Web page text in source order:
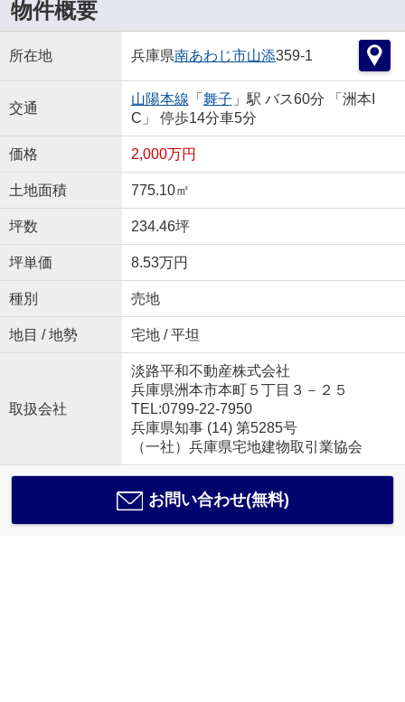
物件概要
所在地 兵庫県南あわじ市山添359-1
交通
山陽本線 「 舞子 」駅 バス60分 「洲本I
C」 停歩14分車5分
価格 2,000万円
土地面積 775.10㎡
坪数 234.46坪
坪単価 8.53万円
種別 売地
地目 / 地勢 宅地 / 平坦
取扱会社
淡路平和不動産株式会社
兵庫県洲本市本町５丁目３－２５
TEL:0799-22-7950
兵庫県知事 (14) 第5285号
（一社）兵庫県宅地建物取引業協会
お問い合わせ(無料)